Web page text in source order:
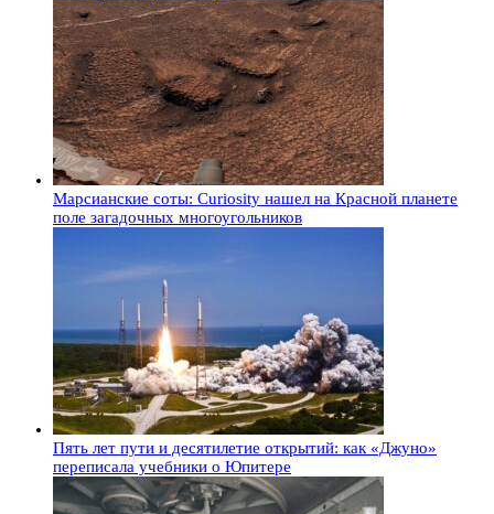
Марсианские соты: Curiosity нашел на Красной планете
поле загадочных многоугольников
Пять лет пути и десятилетие открытий: как «Джуно»
переписала учебники о Юпитере